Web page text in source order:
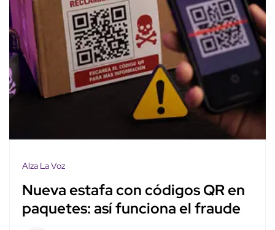
Alza La Voz
Nueva estafa con códigos QR en
paquetes: así funciona el fraude